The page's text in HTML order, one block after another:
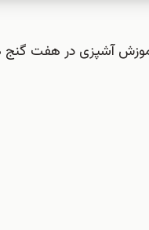
آشپزی در هفت گنج